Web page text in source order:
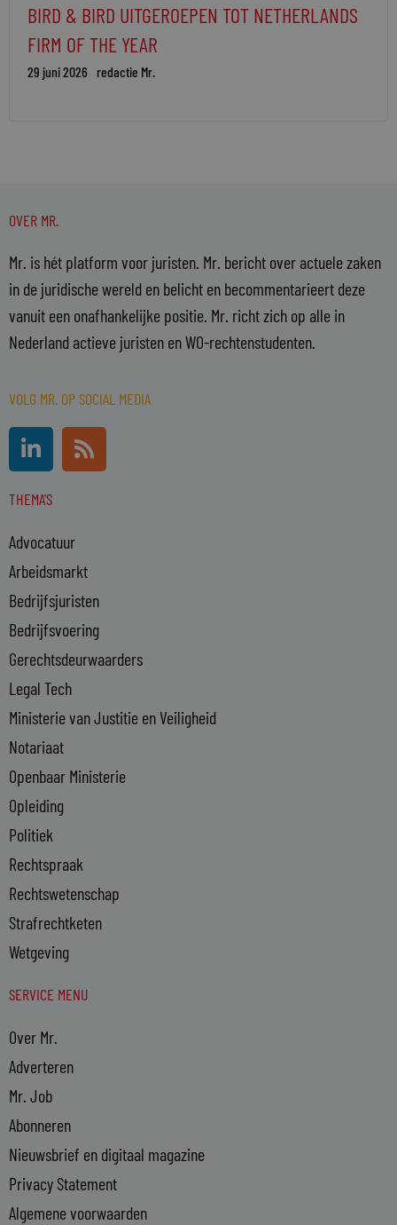
BIRD & BIRD UITGEROEPEN TOT NETHERLANDS
FIRM OF THE YEAR
29 juni 2026 redactie Mr.
OVER MR.
Mr. is hét platform voor juristen. Mr. bericht over actuele zaken
in de juridische wereld en belicht en becommentarieert deze
vanuit een onafhankelijke positie. Mr. richt zich op alle in
Nederland actieve juristen en WO-rechtenstudenten.
VOLG MR. OP SOCIAL MEDIA
L
i
n
k
d
i
n
-
i
n
R
s
s
THEMA'S
Advocatuur
Arbeidsmarkt
Bedrijfsjuristen
Bedrijfsvoering
Gerechtsdeurwaarders
Legal Tech
Ministerie van Justitie en Veiligheid
Notariaat
Openbaar Ministerie
Opleiding
Politiek
Rechtspraak
Rechtswetenschap
Strafrechtketen
Wetgeving
SERVICE MENU
Over Mr.
Adverteren
Mr. Job
Abonneren
Nieuwsbrief en digitaal magazine
Privacy Statement
Algemene voorwaarden